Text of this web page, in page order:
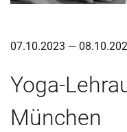
07.10.2023 —
Yoga-
München